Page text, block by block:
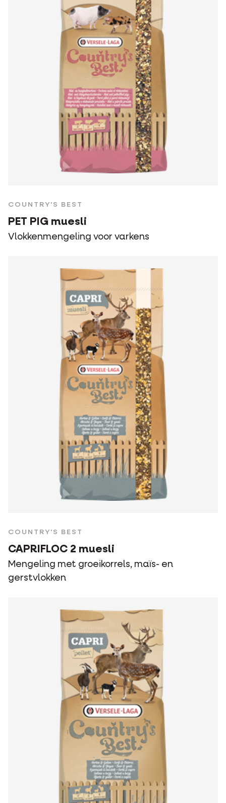
COUNTRY'S BEST
PET PIG muesli
Vlokkenmengeling voor varkens
COUNTRY'S BEST
CAPRIFLOC 2 muesli
Mengeling met groeikorrels, maïs- en
gerstvlokken